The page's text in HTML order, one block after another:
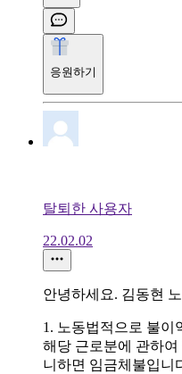
응원하기
탈퇴한 사용자
22.02.02
안녕하세요. 김동현
1. 노동법적으로 불이
해당 근로분에 관하
니하면 임금체불입니